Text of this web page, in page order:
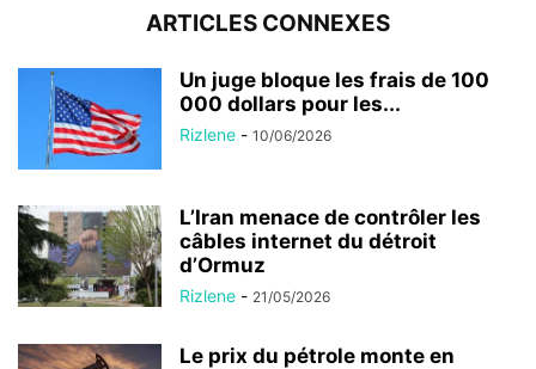
ARTICLES CONNEXES
Un juge bloque les frais de 100
000 dollars pour les...
Rizlene - 10/06/2026
L’Iran menace de contrôler les
câbles internet du détroit
d’Ormuz
Rizlene - 21/05/2026
Le prix du pétrole monte en